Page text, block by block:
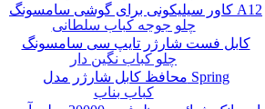
چلو جوجه کباب سلطانی
چلو کباب نگین دار
کباب بناب
کاور سیلیکونی برای گوشی سامسونگ A12
کابل فست شارژر تایپ سی سامسونگ
محافظ کابل شارژر مدل Spring